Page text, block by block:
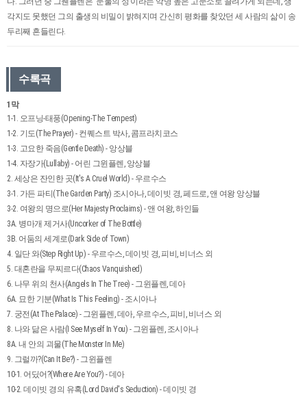
각지도 못했던 그의 출생의 비밀이 밝혀지며 간신히 평화를 찾았던 세 사람의 삶이 송
두리째 흔들린다.
수록곡
1막
1-1. 오프닝-태풍(Opening-The Tempest)
1-2. 기도(The Prayer) - 컨퀘스트 박사, 콤프라치코스
1-3. 고요한 죽음(Gentle Death) - 앙상블
1-4. 자장가(Lullaby) - 어린 그윈플렌, 앙상블
2. 세상은 잔인한 곳(It's A Cruel World) - 우르수스
3-1. 가든 파티(The Garden Party) 조시아나, 데이빗 경, 페드로, 앤 여왕 앙상블
3-2. 여왕의 명으로(Her Majesty Proclaims) - 앤 여왕, 하인들
3A. 병마개 제거사(Uncorker of The Bottle)
3B. 어둠의 세계로(Dark Side of Town)
4. 일단 와(Step Right Up) - 우르수스, 데이빗 경, 피비, 비너스 외
5. 대혼란을 무찌르다(Chaos Vanquished)
6. 나무 위의 천사(Angels In The Tree) - 그윈플렌, 데아
6A. 묘한 기분(What Is This Feeling) - 조시아나
7. 궁전(At The Palace) - 그윈플렌, 데아, 우르수스, 피비, 비너스 외
8. 나와 닮은 사람(I See Myself In You) - 그윈플렌, 조시아나
8A. 내 안의 괴물(The Monster In Me)
9. 그럴까?(Can It Be?) - 그윈플렌
10-1. 어딨어?(Where Are You?) - 데아
10-2. 데이빗 경의 유혹(Lord David's Seduction) - 데이빗 경